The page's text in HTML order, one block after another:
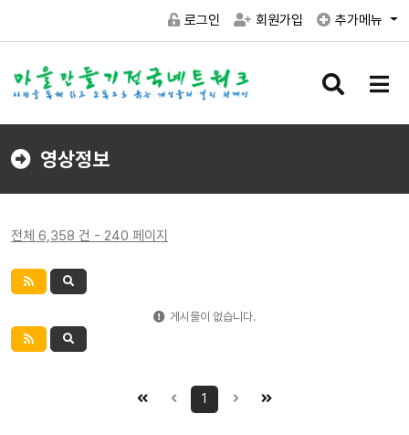
로그인 회원가입 추가메뉴
검
버
메
버
영상정보
전체 6,358 건 - 240 페이지
게시물이 없습니다.
1